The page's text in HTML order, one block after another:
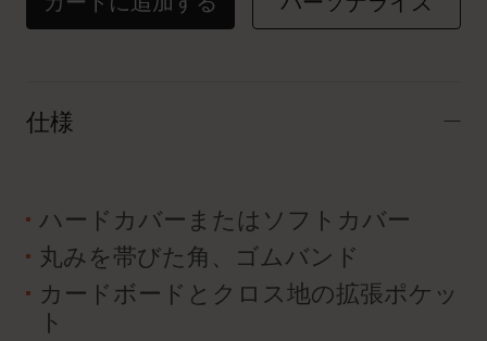
仕様
ハードカバーまたはソフトカバー
丸みを帯びた角、ゴムバンド
カードボードとクロス地の拡張ポケッ
ト